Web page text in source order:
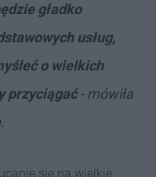
gładko
usług,
o wielkich
przyciągać- mówiła
się na wielkie